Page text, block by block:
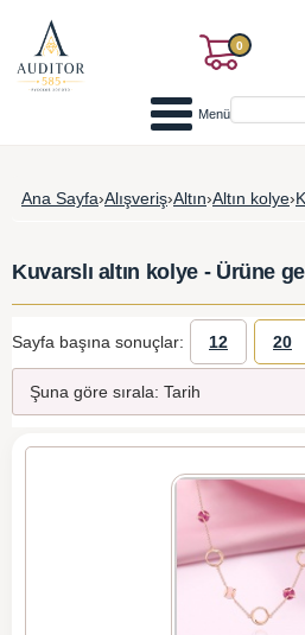
0
Menü
Ana Sayfa›Alışveriş›Altın›Altın kolye›
Kuvarslı altın kolye - Ürüne
Sayfa başına sonuçlar: 12 20